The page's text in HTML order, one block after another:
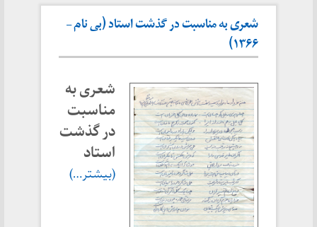
شعری به مناسبت در گذشت استاد (بی نام –
۱۳۶۶)
شعری به
مناسبت
در گذشت
استاد
(بیشتر…)